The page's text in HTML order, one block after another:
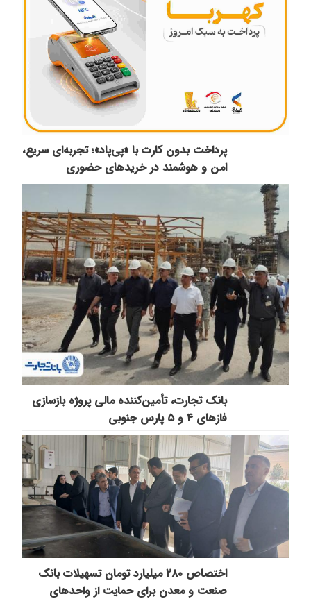
پرداخت بدون کارت با «پی‌پاد»؛ تجربه‌ای سریع،
امن و هوشمند در خریدهای حضوری
بانک تجارت، تأمین‌کننده مالی پروژه بازسازی
فازهای ۴ و ۵ پارس جنوبی
اختصاص ۲۸۰ میلیارد تومان تسهیلات بانک
صنعت و معدن برای حمایت از واحدهای